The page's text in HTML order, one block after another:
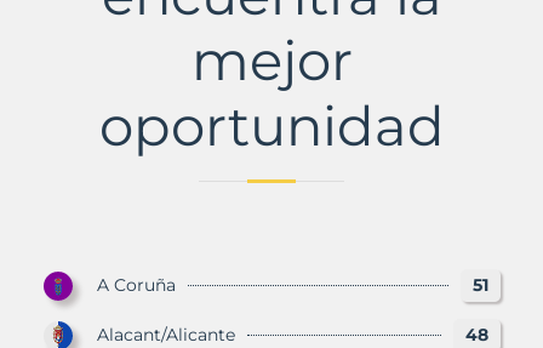
mejor
oportunidad
A Coruña 51
Alacant/Alicante 48